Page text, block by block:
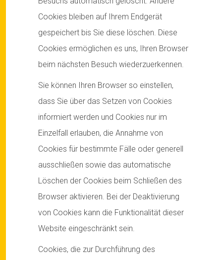
Cookies bleiben auf Ihrem Endgerät
gespeichert bis Sie diese löschen. Diese
Cookies ermöglichen es uns, Ihren Browser
beim nächsten Besuch wiederzuerkennen.
Sie können Ihren Browser so einstellen,
dass Sie über das Setzen von Cookies
informiert werden und Cookies nur im
Einzelfall erlauben, die Annahme von
Cookies für bestimmte Fälle oder generell
ausschließen sowie das automatische
Löschen der Cookies beim Schließen des
Browser aktivieren. Bei der Deaktivierung
von Cookies kann die Funktionalität dieser
Website eingeschränkt sein.
Cookies, die zur Durchführung des